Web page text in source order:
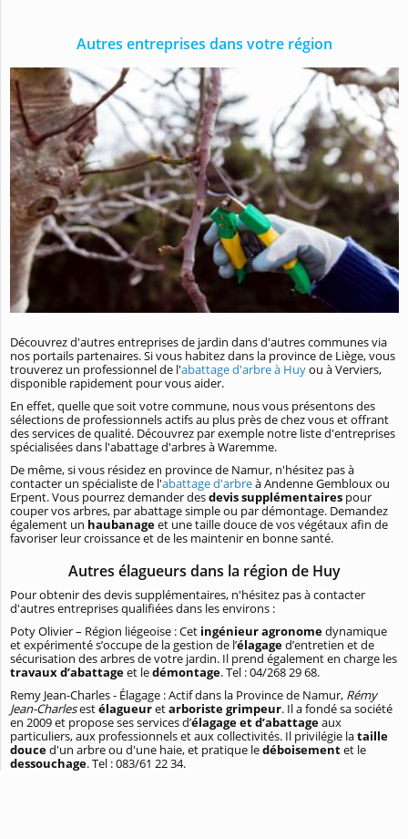
Autres entreprises dans votre région
Découvrez d'autres entreprises de jardin dans d'autres communes via
nos portails partenaires. Si vous habitez dans la province de Liège, vous
trouverez un professionnel de l'abattage d'arbre à Huyou à Verviers,
disponible rapidement pour vous aider.
En effet, quelle que soit votre commune, nous vous présentons des
sélections de professionnels actifs au plus près de chez vous et offrant
des services de qualité. Découvrez par exemple notre liste d'entreprises
spécialisées dans l'abattage d'arbres à Waremme.
De même, si vous résidez en province de Namur, n'hésitez pas à
contacter un spécialiste de l'abattage d'arbreà Andenne Gembloux ou
Erpent. Vous pourrez demander desdevis supplémentaires pour
couper vos arbres, par abattage simple ou par démontage. Demandez
également un haubanageet une taille douce de vos végétaux afin de
favoriser leur croissance et de les maintenir en bonne santé.
Autres élagueurs dans la région de Huy
Pour obtenir des devis supplémentaires, n'hésitez pas à contacter
d'autres entreprises qualifiées dans les environs :
Poty Olivier – Région liégeoise : Cet ingénieur agronomedynamique
et expérimenté s’occupe de la gestion de l’élagaged’entretien et de
sécurisation des arbres de votre jardin. Il prend également en charge les
travaux d’abattageet ledémontage. Tel : 04/268 29 68.
Remy Jean-Charles - Élagage : Actif dans la Province de Namur, Rémy
Jean-Charlesestélagueuretarboriste grimpeur. Il a fondé sa société
en 2009 et propose ses services d’élagage et d’abattageaux
particuliers, aux professionnels et aux collectivités. Il privilégie lataille
douced'un arbre ou d'une haie, et pratique ledéboisementet le
dessouchage. Tel : 083/61 22 34.